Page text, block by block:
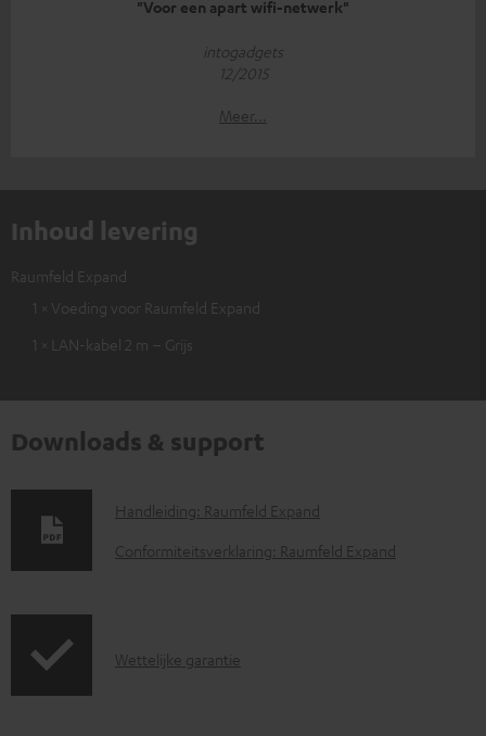
"Voor een apart wifi-netwerk"
intogadgets
12/2015
Meer...
Inhoud levering
Raumfeld Expand
1 × Voeding voor Raumfeld Expand
1 × LAN-kabel 2 m – Grijs
Downloads & support
D
o
o
Handleiding: Raumfeld Expand
Conformiteitsverklaring: Raumfeld Expand
G
Wettelijke garantie